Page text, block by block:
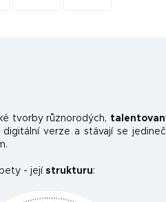
tvorby různorodých,
verze a stávají se
- její strukturu: